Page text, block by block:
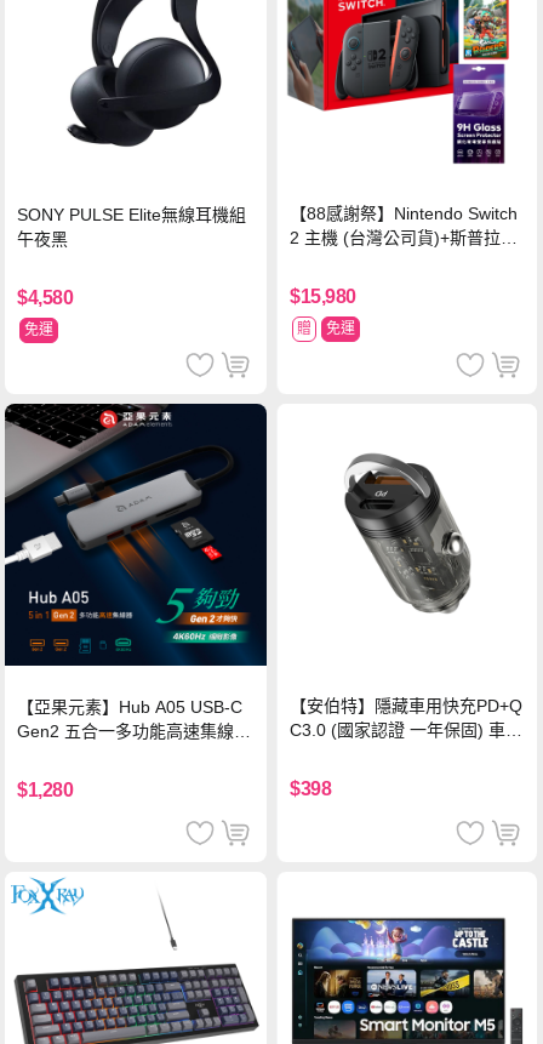
SONY PULSE Elite無線耳機組
午夜黑
$4,580
免運
【88感謝祭】Nintendo Switch
2 主機 (台灣公司貨)+斯普拉遁
$15,980
贈 免運
【亞果元素】Hub A05 USB-C
Gen2 五合一多功能高速集線
$1,280
【安伯特】隱藏車用快充PD+Q
C3.0 (國家認證 一年保固) 車充
$398